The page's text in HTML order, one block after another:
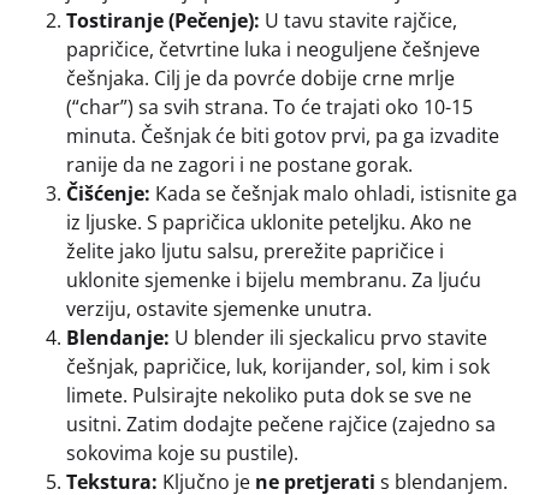
Tostiranje (Pečenje): U tavu stavite rajčice,
papričice, četvrtine luka i neoguljene češnjeve
češnjaka. Cilj je da povrće dobije crne mrlje
(“char”) sa svih strana. To će trajati oko 10-15
minuta. Češnjak će biti gotov prvi, pa ga izvadite
ranije da ne zagori i ne postane gorak.
Čišćenje: Kada se češnjak malo ohladi, istisnite ga
iz ljuske. S papričica uklonite peteljku. Ako ne
želite jako ljutu salsu, prerežite papričice i
uklonite sjemenke i bijelu membranu. Za ljuću
verziju, ostavite sjemenke unutra.
Blendanje: U blender ili sjeckalicu prvo stavite
češnjak, papričice, luk, korijander, sol, kim i sok
limete. Pulsirajte nekoliko puta dok se sve ne
usitni. Zatim dodajte pečene rajčice (zajedno sa
sokovima koje su pustile).
Tekstura: Ključno je ne pretjerati s blendanjem.